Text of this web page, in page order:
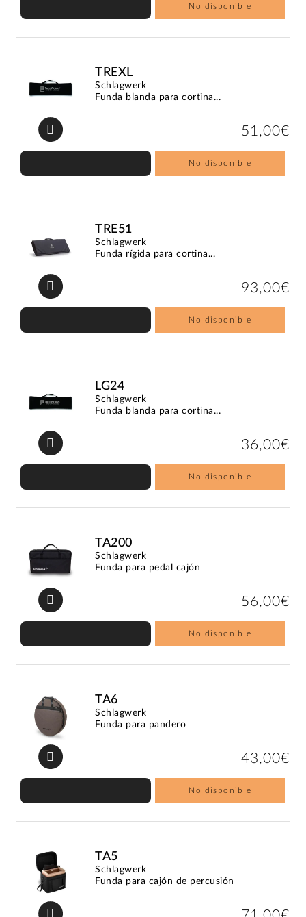
No disponible
TREXL
Schlagwerk
Funda blanda para cortina...
51,00€
No disponible
TRE51
Schlagwerk
Funda rígida para cortina...
93,00€
No disponible
LG24
Schlagwerk
Funda blanda para cortina...
36,00€
No disponible
TA200
Schlagwerk
Funda para pedal cajón
56,00€
No disponible
TA6
Schlagwerk
Funda para pandero
43,00€
No disponible
TA5
Schlagwerk
Funda para cajón de percusión